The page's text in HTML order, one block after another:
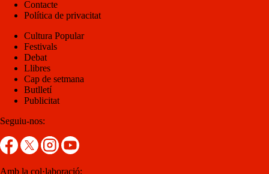
Contacte
Política de privacitat
Cultura Popular
Festivals
Debat
Llibres
Cap de setmana
Butlletí
Publicitat
Seguiu-nos:
Amb la col·laboració: